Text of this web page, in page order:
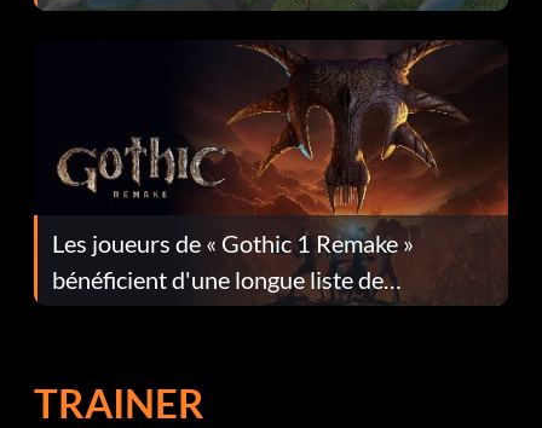
Les joueurs de « Gothic 1 Remake »
bénéficient d'une longue liste de
corrections dans la mise à jour 1.0.4
TRAINER